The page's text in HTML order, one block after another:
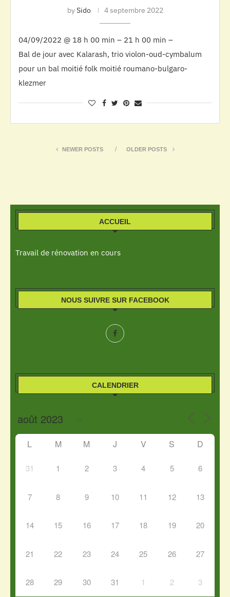
bySido 4 septembre 2022
04/09/2022 @ 18 h 00 min – 21 h 00 min –
Bal de jour avec Kalarash, trio violon-oud-cymbalum
pour un bal moitié folk moitié roumano-bulgaro-
klezmer
NEWER POSTS OLDER POSTS
ACCUEIL
Travail de rénovation en cours
NOUS SUIVRE SUR FACEBOOK
CALENDRIER
L M M J V S D
31 1 2 3 4 5 6
7 8 9 10 11 12 13
14 15 16 17 18 19 20
21 22 23 24 25 26 27
28 29 30 31 1 2 3